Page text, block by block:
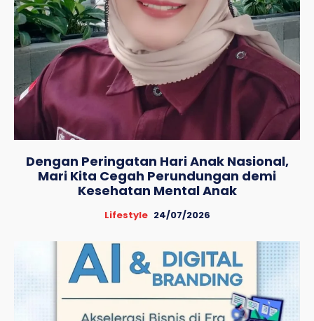
Dengan Peringatan Hari Anak Nasional,
Mari Kita Cegah Perundungan demi
Kesehatan Mental Anak
Lifestyle 24/07/2026